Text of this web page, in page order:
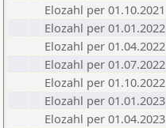
Elozahl per 01.10.2021
Elozahl per 01.01.2022
Elozahl per 01.04.2022
Elozahl per 01.07.2022
Elozahl per 01.10.2022
Elozahl per 01.01.2023
Elozahl per 01.04.2023